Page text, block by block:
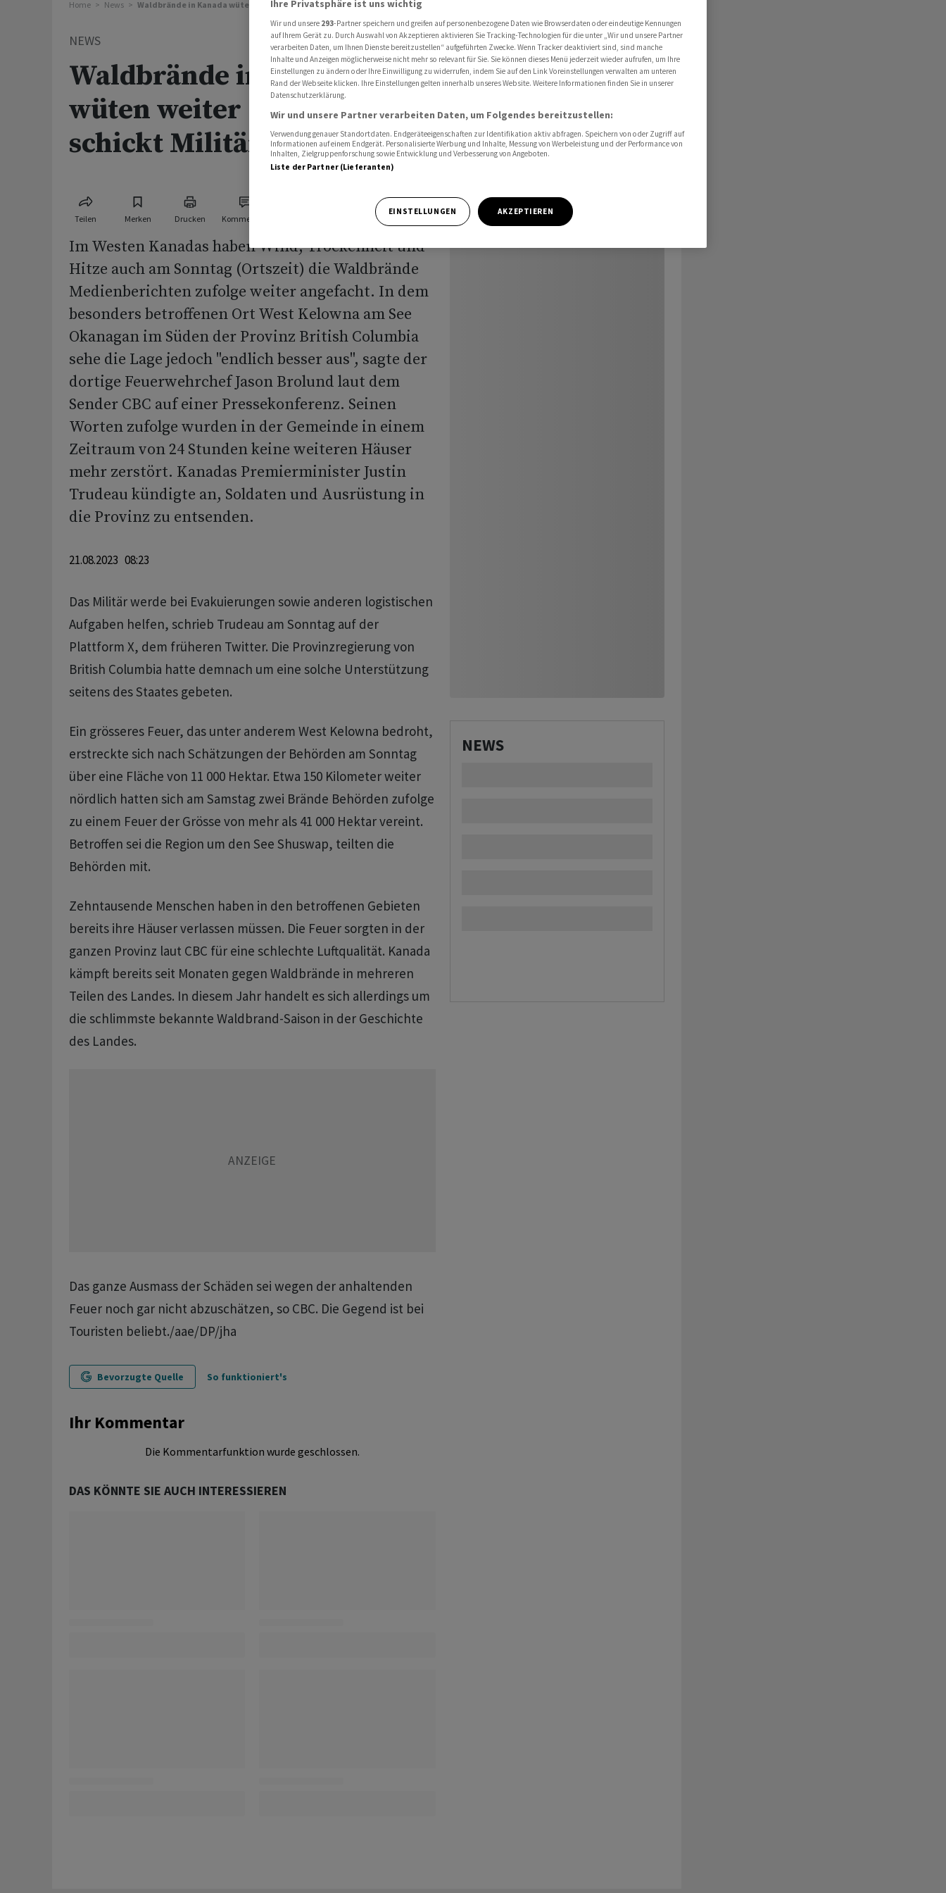
Home News Waldbrände in Kanada wüten weiter - Trudeau schickt Militär
NEWS
Waldbrände in Kanada
wüten weiter - Trudeau
schickt Militär
Teilen Merken Drucken Kommentare
Im Westen Kanadas haben Wind, Trockenheit und
Hitze auch am Sonntag (Ortszeit) die Waldbrände
Medienberichten zufolge weiter angefacht. In dem
besonders betroffenen Ort West Kelowna am See
Okanagan im Süden der Provinz British Columbia
sehe die Lage jedoch "endlich besser aus", sagte der
dortige Feuerwehrchef Jason Brolund laut dem
Sender CBC auf einer Pressekonferenz. Seinen
Worten zufolge wurden in der Gemeinde in einem
Zeitraum von 24 Stunden keine weiteren Häuser
mehr zerstört. Kanadas Premierminister Justin
Trudeau kündigte an, Soldaten und Ausrüstung in
die Provinz zu entsenden.
21.08.2023 08:23
Das Militär werde bei Evakuierungen sowie anderen logistischen
Aufgaben helfen, schrieb Trudeau am Sonntag auf der
Plattform X, dem früheren Twitter. Die Provinzregierung von
British Columbia hatte demnach um eine solche Unterstützung
seitens des Staates gebeten.
Ein grösseres Feuer, das unter anderem West Kelowna bedroht,
erstreckte sich nach Schätzungen der Behörden am Sonntag
über eine Fläche von 11 000 Hektar. Etwa 150 Kilometer weiter
nördlich hatten sich am Samstag zwei Brände Behörden zufolge
zu einem Feuer der Grösse von mehr als 41 000 Hektar vereint.
Betroffen sei die Region um den See Shuswap, teilten die
Behörden mit.
Zehntausende Menschen haben in den betroffenen Gebieten
bereits ihre Häuser verlassen müssen. Die Feuer sorgten in der
ganzen Provinz laut CBC für eine schlechte Luftqualität. Kanada
kämpft bereits seit Monaten gegen Waldbrände in mehreren
Teilen des Landes. In diesem Jahr handelt es sich allerdings um
die schlimmste bekannte Waldbrand-Saison in der Geschichte
des Landes.
Das ganze Ausmass der Schäden sei wegen der anhaltenden
Feuer noch gar nicht abzuschätzen, so CBC. Die Gegend ist bei
Touristen beliebt./aae/DP/jha
Bevorzugte Quelle So funktioniert's
Ihr Kommentar
Die Kommentarfunktion wurde geschlossen.
DAS KÖNNTE SIE AUCH INTERESSIEREN
NEWS
Ihre Privatsphäre ist uns wichtig
Wir und unsere 293-Partner speichern und greifen auf personenbezogene Daten wie Browserdaten oder eindeutige Kennungen
auf Ihrem Gerät zu. Durch Auswahl von Akzeptieren aktivieren Sie Tracking-Technologien für die unter „Wir und unsere Partner
verarbeiten Daten, um Ihnen Dienste bereitzustellen“ aufgeführten Zwecke. Wenn Tracker deaktiviert sind, sind manche
Inhalte und Anzeigen möglicherweise nicht mehr so relevant für Sie. Sie können dieses Menü jederzeit wieder aufrufen, um Ihre
Einstellungen zu ändern oder Ihre Einwilligung zu widerrufen, indem Sie auf den Link Voreinstellungen verwalten am unteren
Rand der Webseite klicken. Ihre Einstellungen gelten innerhalb unseres Website. Weitere Informationen finden Sie in unserer
Datenschutzerklärung.
Wir und unsere Partner verarbeiten Daten, um Folgendes bereitzustellen:
Verwendung genauer Standortdaten. Endgeräteeigenschaften zur Identifikation aktiv abfragen. Speichern von oder Zugriff auf
Informationen auf einem Endgerät. Personalisierte Werbung und Inhalte, Messung von Werbeleistung und der Performance von
Inhalten, Zielgruppenforschung sowie Entwicklung und Verbesserung von Angeboten.
Liste der Partner (Lieferanten)
EINSTELLUNGEN AKZEPTIEREN